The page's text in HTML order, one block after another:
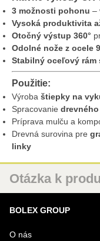
3 možnosti pohonu –
Vysoká produktivita
Otočný výstup 360°
Odolné nože z ocele
Stabilný oceľový
Použitie:
Výroba štiepky na
Spracovanie
Príprava mulču a
Drevná surovina pre
linky
Otázka k
MENO
BOLEX GROUP
O nás